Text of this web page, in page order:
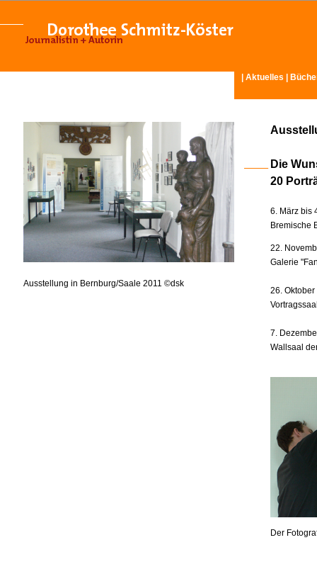
Aktuelles
Ausstellung in Bernburg/Saale 2011 ©dsk
Die
20
6. März bis
Bremische
22.
Galerie
26.
7.
Wallsaal
Der